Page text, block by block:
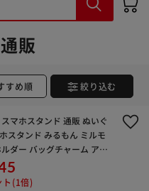
販
すめ順 絞り込む
マホスタンド 通販 ぬいぐ
スタンド みるもん ミルモ
ダー バッグチャーム アニ
スタンド スマートフォンス
スタンド スマホ置き かわ
ト(1倍)
購入手続きへ